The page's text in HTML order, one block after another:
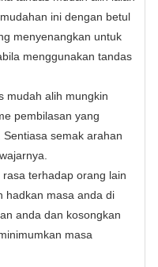
ini dengan betul
menyenangkan untuk
menggunakan tandas
mudah alih mungkin
pembilasan yang
semak arahan
rasa terhadap orang lain
hadkan masa anda di
anda dan kosongkan
masa